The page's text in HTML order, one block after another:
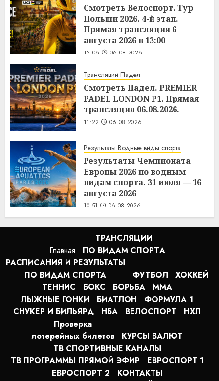
Смотреть Велоспорт. Тур
Польши 2026. 4-й этап.
Прямая трансляция 6
августа 2026 в 13:00
12:06 06.08.2026
Трансляции Падел
Смотреть Падел. PREMIER
PADEL LONDON P1. Прямая
трансляция 06.08.2026.
11:22 06.08.2026
Результаты Водные виды спорта
Результаты Чемпионата
Европы 2026 по водным
видам спорта. 31 июля — 16
августа 2026
10:51 06.08.2026
Главная
ТРАНСЛЯЦИИ
ПО ВИДАМ СПОРТA
РАСПИСАНИЯ И РЕЗУЛЬТАТЫ
ПО ВИДАМ СПОРТА
ФУТБОЛ
ХОККЕЙ
ТЕННИС
БОКС БОРЬБА
MMA
ЛЫЖНЫЕ ГОНКИ
БИАТЛОН
ФОРМУЛА 1
СНУКЕР И БИЛЬЯРД
НБА ВЕЛОСПОРТ
НХЛ
Проверка
лотерейных билетов
КУРСЫ ВАЛЮТ
ТВ СПОРТИВНЫЕ КАНАЛЫ
ТВ ПРОГРАММЫ ПРЯМОЙ ЭФИР
ЕВРОСПОРТ 1
ЕВРОСПОРТ 2
КОНТАКТЫ